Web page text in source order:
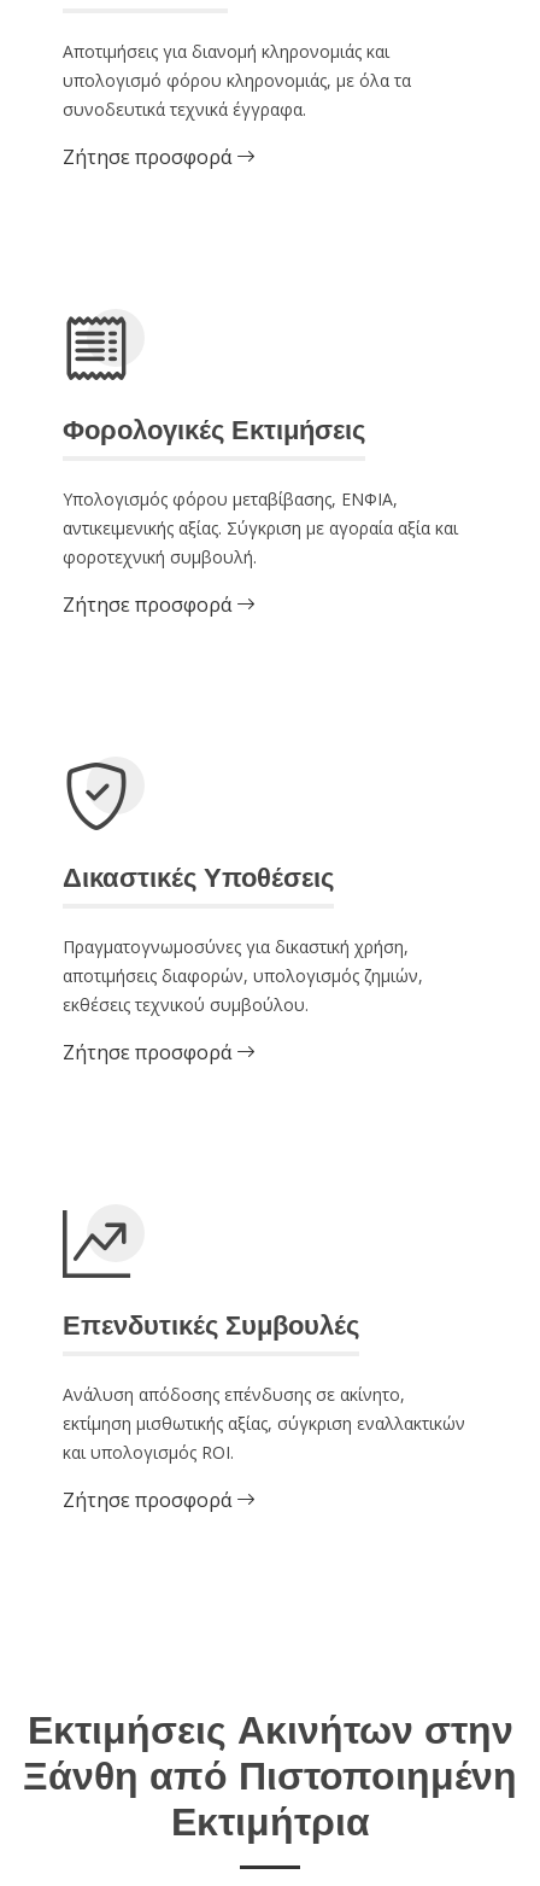
Αποτιμήσεις για διανομή κληρονομιάς και
υπολογισμό φόρου κληρονομιάς, με όλα τα
συνοδευτικά τεχνικά έγγραφα.
Ζήτησε προσφορά
Φορολογικές Εκτιμήσεις
Υπολογισμός φόρου μεταβίβασης, ΕΝΦΙΑ,
αντικειμενικής αξίας. Σύγκριση με αγοραία αξία και
φοροτεχνική συμβουλή.
Ζήτησε προσφορά
Δικαστικές Υποθέσεις
Πραγματογνωμοσύνες για δικαστική χρήση,
αποτιμήσεις διαφορών, υπολογισμός ζημιών,
εκθέσεις τεχνικού συμβούλου.
Ζήτησε προσφορά
Επενδυτικές Συμβουλές
Ανάλυση απόδοσης επένδυσης σε ακίνητο,
εκτίμηση μισθωτικής αξίας, σύγκριση εναλλακτικών
και υπολογισμός ROI.
Ζήτησε προσφορά
Εκτιμήσεις Ακινήτων στην
Ξάνθη από Πιστοποιημένη
Εκτιμήτρια